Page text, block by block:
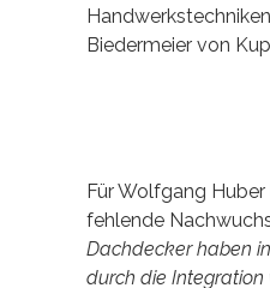
Biedermeier von
Für Wolfgang
fehlende
Dachdecker haben
durch die Integration